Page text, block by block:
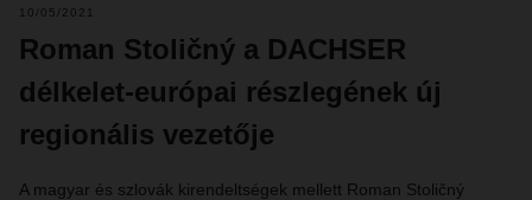
10/05/2021
Roman Stoličný a DACHSER
délkelet-európai részlegének új
regionális vezetője
A magyar és szlovák kirendeltségek mellett Roman Stoličný